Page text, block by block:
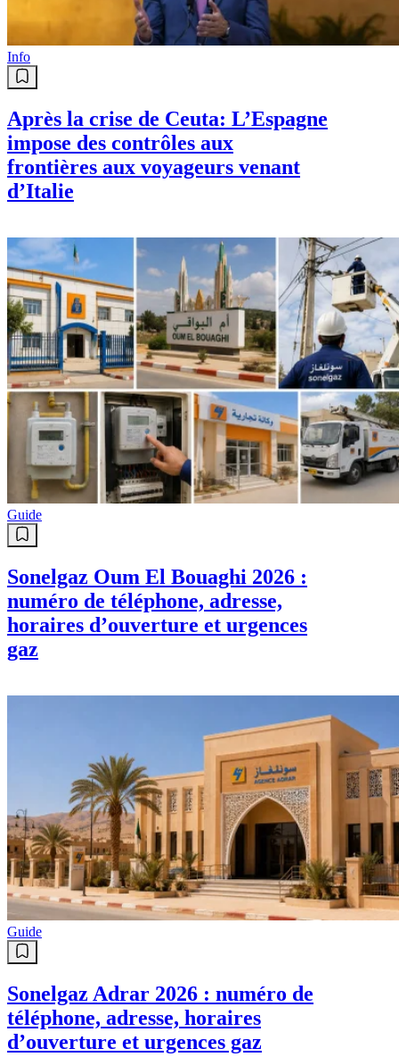
Info
Après la crise de Ceuta: L’Espagne
impose des contrôles aux
frontières aux voyageurs venant
d’Italie
Guide
Sonelgaz Oum El Bouaghi 2026 :
numéro de téléphone, adresse,
horaires d’ouverture et urgences
gaz
Guide
Sonelgaz Adrar 2026 : numéro de
téléphone, adresse, horaires
d’ouverture et urgences gaz